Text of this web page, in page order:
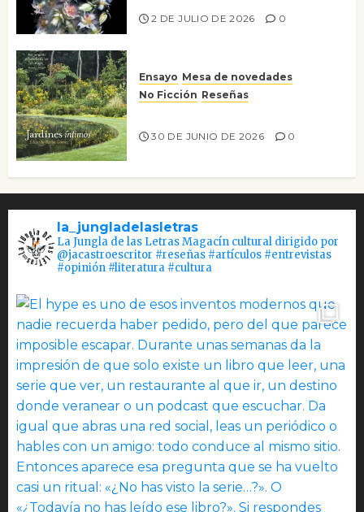
2 DE JULIO DE 2026 0
Ensayo Mesa de novedades
No Ficción Reseñas
30 DE JUNIO DE 2026 0
la_jungladelasletras
La Jungla de las Letras Magacín cultural dirigido por
@jacastroescritor #reseñas #artículos #entrevistas
#opinión #literatura #cultura